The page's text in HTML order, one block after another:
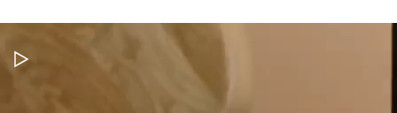
Pausar vídeo